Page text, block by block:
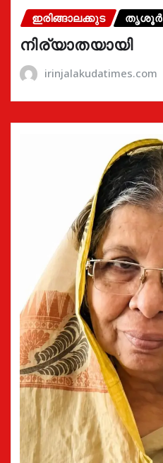
ഇരിങ്ങാലക്കുട തൃശൂർ
നിര്യാതയായി
irinjalakudatimes.com